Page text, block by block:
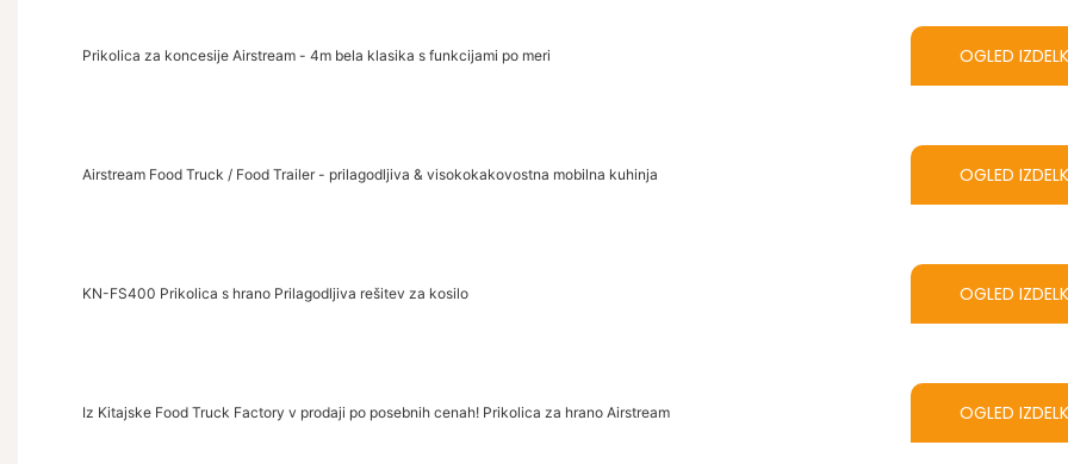
Prikolica za koncesije Airstream - 4m bela klasika s funkcijami po meri OGLED
Airstream Food Truck / Food Trailer - prilagodljiva & visokokakovostna mobilna kuhinja OGLED
KN-FS400 Prikolica s hrano Prilagodljiva rešitev za kosilo OGLED
Iz Kitajske Food Truck Factory v prodaji po posebnih cenah! Prikolica za hrano Airstream OGLED